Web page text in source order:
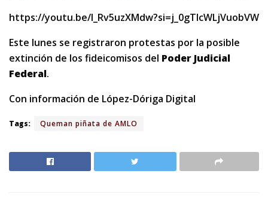
https://youtu.be/I_Rv5uzXMdw?si=j_0gTIcWLjVuobVW
Este lunes se registraron protestas por la posible
extinción de los fideicomisos del Poder Judicial
Federal.
Con información de López-Dóriga Digital
Tags: Queman piñata de AMLO